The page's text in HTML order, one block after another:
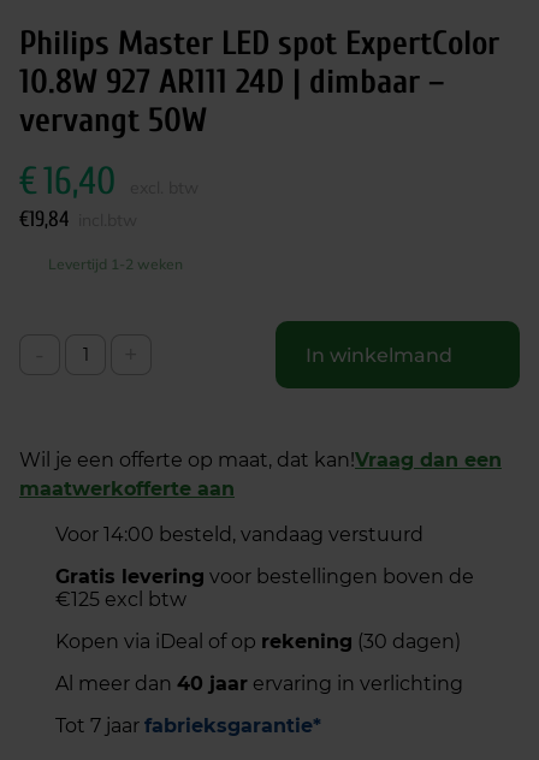
Philips Master LED spot ExpertColor
10.8W 927 AR111 24D | dimbaar –
vervangt 50W
€16,40
€19,84
Levertijd 1-2 weken
In winkelmand
Wil je een offerte op maat, dat kan!Vraag dan een
maatwerkofferte aan
Voor 14:00 besteld, vandaag verstuurd
Gratis levering voor bestellingen boven de
€125 excl btw
Kopen via iDeal of op rekening (30 dagen)
Al meer dan 40 jaar ervaring in verlichting
Tot 7 jaar fabrieksgarantie*